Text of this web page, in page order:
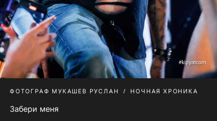
ФОТОГРАФ МУКАШЕВ РУСЛАН НОЧНАЯ ХРОНИКА
Забери меня